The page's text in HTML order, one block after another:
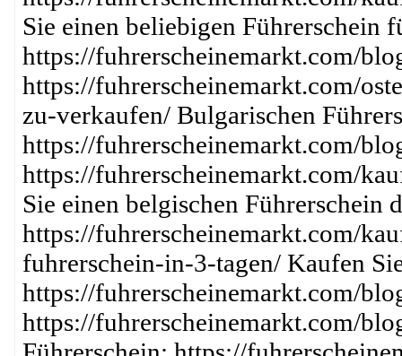
Sie einen beliebigen Führerschein
https://fuhrerscheinemarkt.com/
https://fuhrerscheinemarkt.com/
zu-verkaufen/ Bulgarischen
https://fuhrerscheinemarkt.com/
https://fuhrerscheinemarkt.com/
Sie einen belgischen Führerschein
https://fuhrerscheinemarkt.com/
fuhrerschein-in-3-tagen/ Kaufen
https://fuhrerscheinemarkt.com/
https://fuhrerscheinemarkt.com/